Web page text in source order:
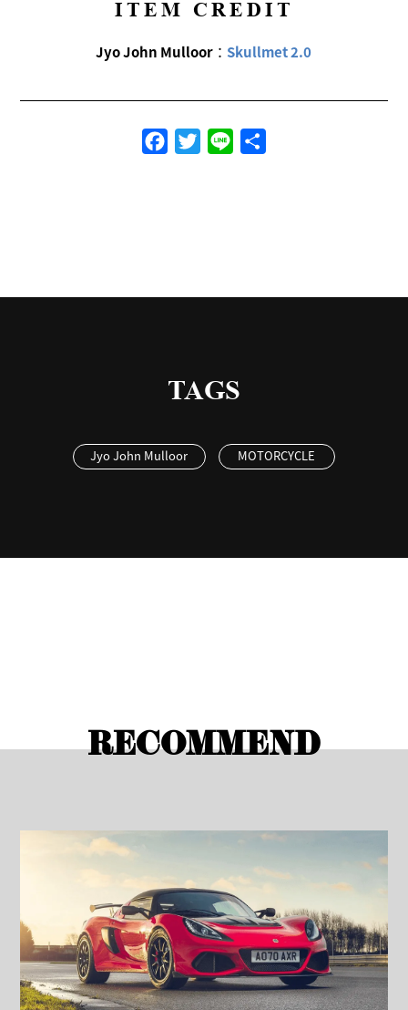
ITEM CREDIT
Jyo John Mulloor ： Skullmet 2.0
FacebookTwitterLine
TAGS
Jyo John Mulloor MOTORCYCLE
RECOMMEND